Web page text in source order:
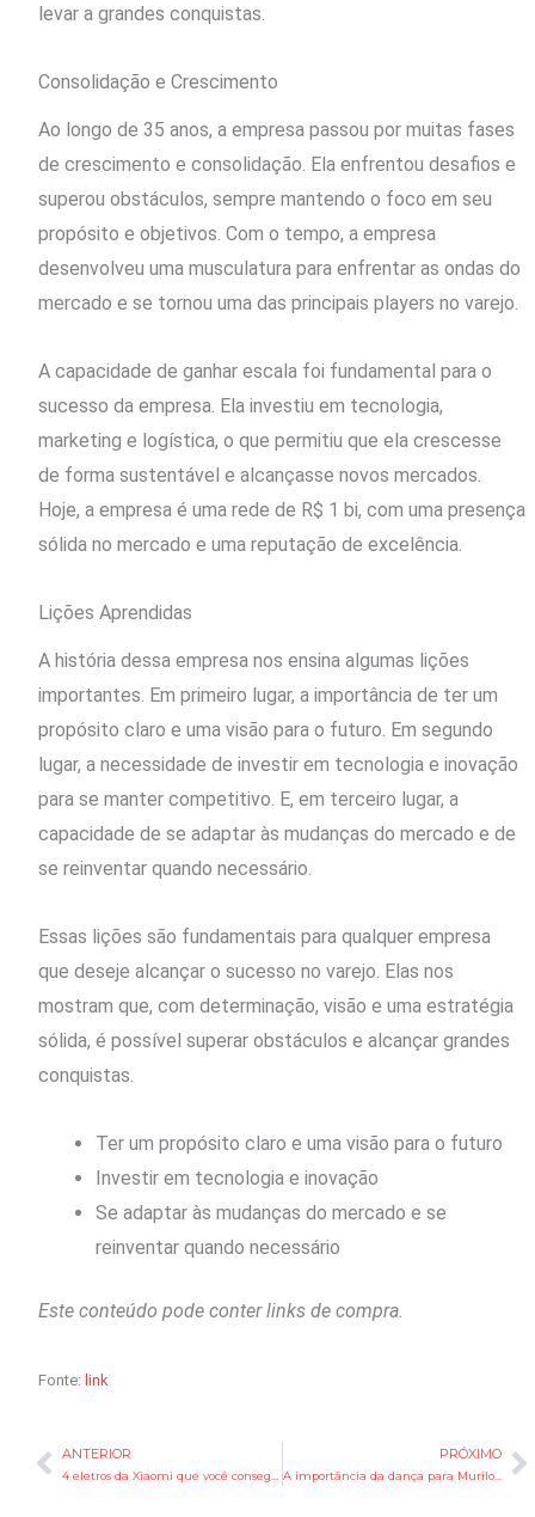
levar a grandes conquistas.
Consolidação e Crescimento
Ao longo de 35 anos, a empresa passou por muitas fases
de crescimento e consolidação. Ela enfrentou desafios e
superou obstáculos, sempre mantendo o foco em seu
propósito e objetivos. Com o tempo, a empresa
desenvolveu uma musculatura para enfrentar as ondas do
mercado e se tornou uma das principais players no varejo.
A capacidade de ganhar escala foi fundamental para o
sucesso da empresa. Ela investiu em tecnologia,
marketing e logística, o que permitiu que ela crescesse
de forma sustentável e alcançasse novos mercados.
Hoje, a empresa é uma rede de R$ 1 bi, com uma presença
sólida no mercado e uma reputação de excelência.
Lições Aprendidas
A história dessa empresa nos ensina algumas lições
importantes. Em primeiro lugar, a importância de ter um
propósito claro e uma visão para o futuro. Em segundo
lugar, a necessidade de investir em tecnologia e inovação
para se manter competitivo. E, em terceiro lugar, a
capacidade de se adaptar às mudanças do mercado e de
se reinventar quando necessário.
Essas lições são fundamentais para qualquer empresa
que deseje alcançar o sucesso no varejo. Elas nos
mostram que, com determinação, visão e uma estratégia
sólida, é possível superar obstáculos e alcançar grandes
conquistas.
Ter um propósito claro e uma visão para o futuro
Investir em tecnologia e inovação
Se adaptar às mudanças do mercado e se
reinventar quando necessário
Este conteúdo pode conter links de compra.
Fonte: link
Anterior
ANTERIOR PRÓXIMO
A importância da dança para Murilo Lazzari, diretor da Bvlgari no Brasil